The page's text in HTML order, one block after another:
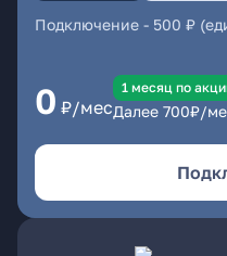
Подключение - 500 ₽
0 ₽/мес
1 месяц по
Далее 700₽/